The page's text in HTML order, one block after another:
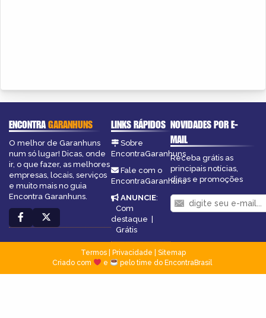
ENCONTRAGARANHUNS
O melhor de Garanhuns
num só lugar! Dicas, onde
ir, o que fazer, as melhores
empresas, locais, serviços
e muito mais no guia
Encontra Garanhuns.
LINKS RÁPIDOS
Sobre
EncontraGaranhuns
Fale com o
EncontraGaranhuns
ANUNCIE:
Com
destaque
Grátis
NOVIDADES POR E-
MAIL
Receba grátis as
principais notícias,
dicas e promoções
Termos| Privacidade
Sitemap
Criado com
e pelo time do EncontraBrasil